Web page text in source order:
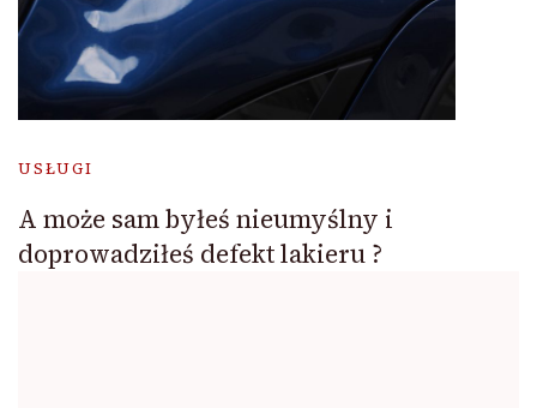
USŁUGI
A może sam byłeś nieumyślny i
doprowadziłeś defekt lakieru ?